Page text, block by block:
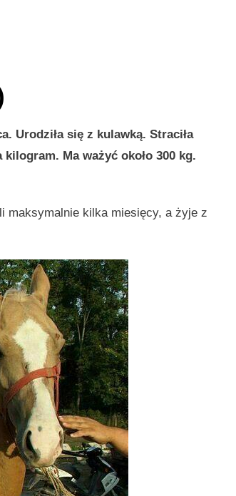
Urodziła się z kulawką. Straciła
Ma ważyć około 300 kg.
maksymalnie kilka miesięcy, a żyje z